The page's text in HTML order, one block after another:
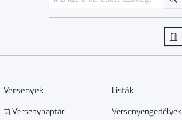
Versenyek
Versenynaptár
Listák
Versenyengedélyek